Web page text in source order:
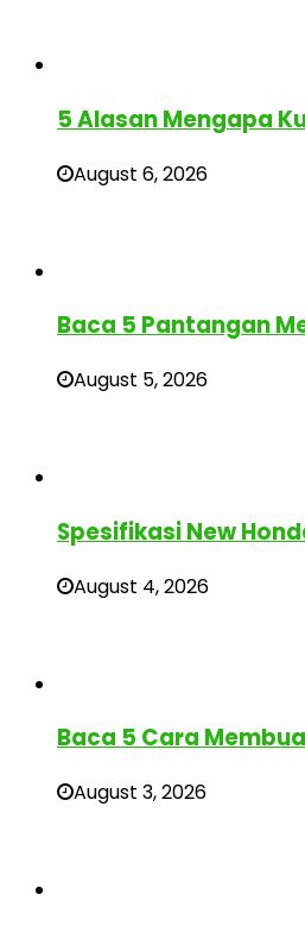
5 Alasan Mengapa
August 6, 2026
Baca 5 Pantangan
August 5, 2026
Spesifikasi New
August 4, 2026
Baca 5 Cara
August 3, 2026